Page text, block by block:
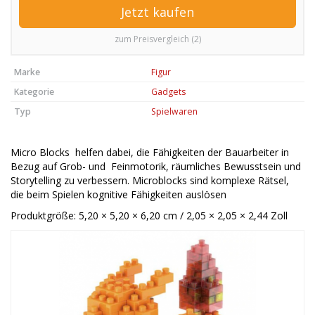
Jetzt kaufen
zum Preisvergleich (2)
Marke
Figur
Kategorie
Gadgets
Typ
Spielwaren
Micro Blocks helfen dabei, die Fähigkeiten der Bauarbeiter in
Bezug auf Grob- und Feinmotorik, räumliches Bewusstsein und
Storytelling zu verbessern. Microblocks sind komplexe Rätsel,
die beim Spielen kognitive Fähigkeiten auslösen
Produktgröße: 5,20 × 5,20 × 6,20 cm / 2,05 × 2,05 × 2,44 Zoll